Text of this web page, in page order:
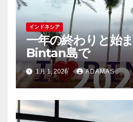
インドネシア
一年の終わりと始
Bintan島で
1月 1, 2026 ADAMAS